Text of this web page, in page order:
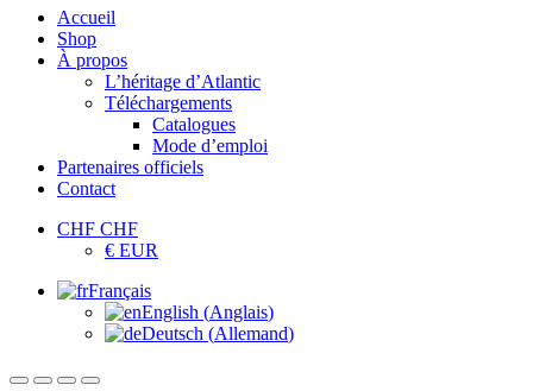
Accueil
Shop
À propos
L’héritage d’Atlantic
Téléchargements
Catalogues
Mode d’emploi
Partenaires officiels
Contact
CHF CHF
€ EUR
Français
English (Anglais)
Deutsch (Allemand)